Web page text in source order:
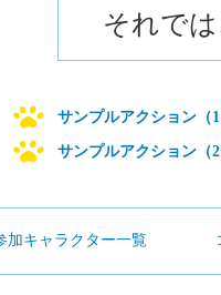
それでは
サンプルアクション（
サンプルアクション（
加キャラクター一覧